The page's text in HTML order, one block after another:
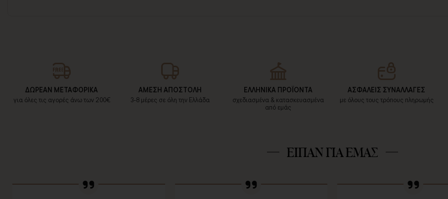
ΔΩΡΕΑΝ ΜΕΤΑΦΟΡΙΚΑ
για όλες τις αγορές άνω των 200€
ΑΜΕΣΗ ΑΠΟΣΤΟΛΗ
3-8 μέρες σε όλη την Ελλάδα
ΕΛΛΗΝΙΚΑ ΠΡΟΪΟΝΤΑ
σχεδιασμένα & κατασκευασμένα
από εμάς
ΑΣΦΑΛΕΙΣ ΣΥΝΑΛΛΑΓΕΣ
με όλους τους τρόπους πληρωμής
ΕΙΠΑΝ ΓΙΑ ΕΜΑΣ